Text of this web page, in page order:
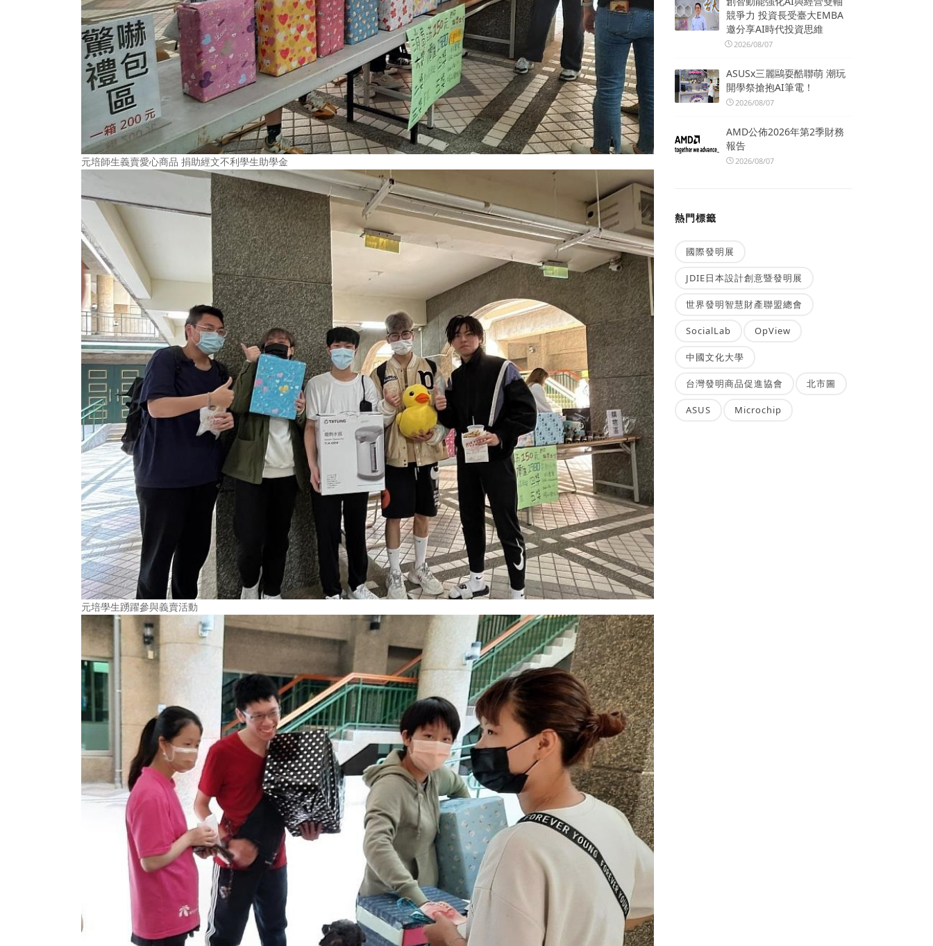
元培師生義賣愛心商品 捐助經文不利學生助學金
元培學生踴躍參與義賣活動
競爭力 投資長受臺大EMBA
邀分享AI時代投資思維
2026/08/07
ASUSx三麗鷗耍酷聯萌 潮玩
開學祭搶抱AI筆電！
2026/08/07
AMD公佈2026年第2季財務
報告
2026/08/07
熱門標籤
國際發明展
JDIE日本設計創意暨發明展
世界發明智慧財產聯盟總會
SocialLab OpView
中國文化大學
台灣發明商品促進協會 北市圖
ASUS Microchip